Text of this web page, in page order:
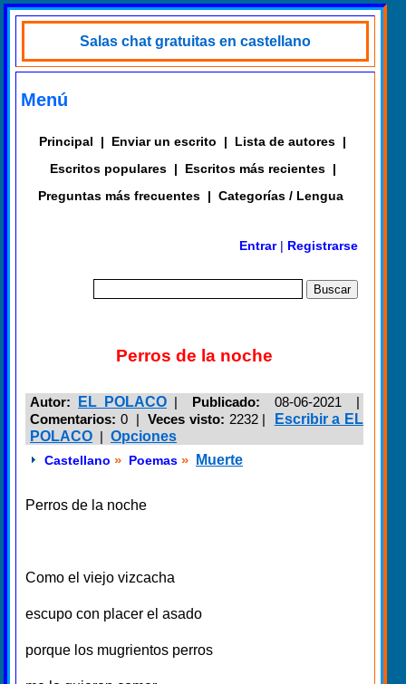
Salas chat gratuitas en castellano
Menú
Principal | Enviar un escrito | Lista de autores |
Escritos populares | Escritos más recientes |
Preguntas más frecuentes | Categorías / Lengua
Entrar| Registrarse
Perros de la noche
Autor: EL POLACO | Publicado:
08-06-2021 |
Comentarios: 0 |Veces visto: 2232 |
Escribir a EL
POLACO | Opciones
Castellano » Poemas » Muerte
Perros de la noche
Como el viejo vizcacha
escupo con placer el asado
porque los mugrientos perros